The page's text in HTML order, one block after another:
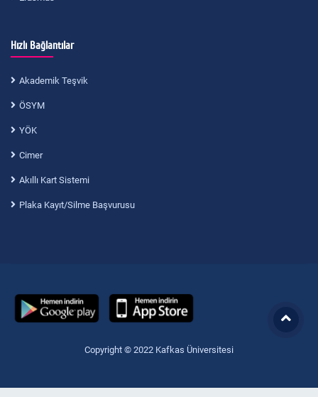
Hızlı Bağlantılar
Akademik Teşvik
ÖSYM
YÖK
Cimer
Akıllı Kart Sistemi
Plaka Kayıt/Silme Başvurusu
Copyright © 2022 Kafkas Üniversitesi